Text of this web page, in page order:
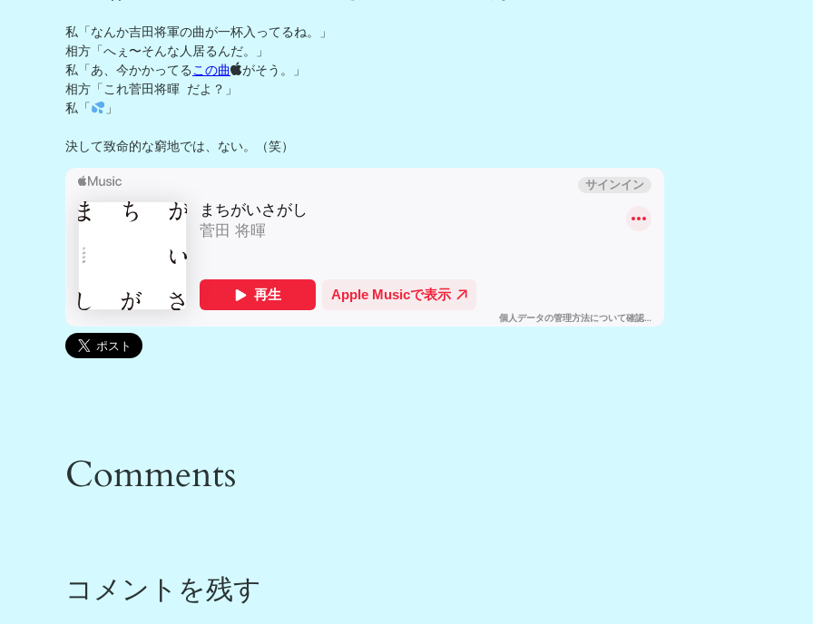
私「なんか吉田将軍の曲が一杯入ってるね。」
相方「へぇ〜そんな人居るんだ。」
私「あ、今かかってる この曲
がそう。」
相方「これ菅田将暉 だよ？」
私「
」
決して致命的な窮地では、ない。（笑）
Comments
コメントを残す